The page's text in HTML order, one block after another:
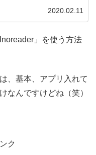
2020.02.11
」を使う方法
、基本、アプリ入れて
なんですけどね（笑）
ク